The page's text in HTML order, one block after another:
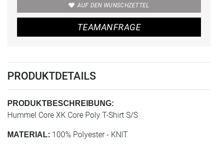
AUF DEN WUNSCHZETTEL
TEAMANFRAGE
PRODUKTDETAILS
PRODUKTBESCHREIBUNG:
Hummel Core XK Core Poly T-Shirt S/S
MATERIAL: 100% Polyester - KNIT